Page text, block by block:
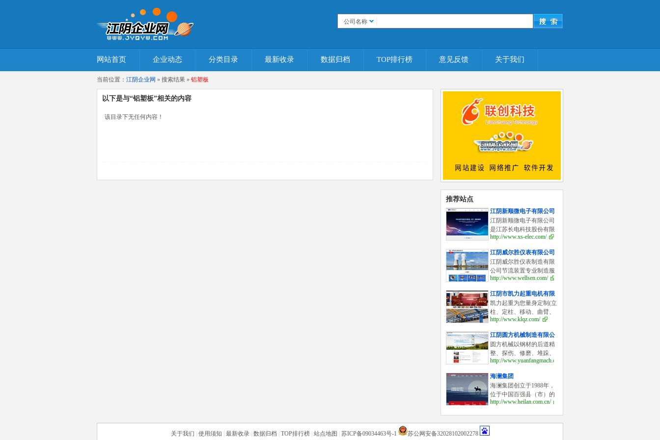
公司名称
网站首页 企业动态 分类目录 最新收录 数据归档 TOP排行榜 意见反馈 关于我们
当前位置： 江阴企业网 » 搜索结果 » 铝塑板
以下是与“铝塑板”相关的内容
该目录下无任何内容！
推荐站点
江阴新顺微电子有限公司
江阴新顺微电子有限公司
是江苏长电科技股份有限
公司控股的合资企业，于
硅分立器件芯片的设计开
发、制造及测试业务，是
江
http://www.xs-elec.com/
江阴威尔胜仪表有限公司
江阴威尔胜仪表制造有限
公司节流装置专业制造服
务商，流量仪表系列产品
计,V锥流量计,楔形流量计
等，广泛应用于电力、冶
金
http://www.wellsen.com/
江阴市凯力起重电机有限
公司
凯力起重为您量身定制(立
柱、定柱、移动、曲臂、
双臂、壁柱、壁行、墙壁
机,悬臂吊,旋臂吊；KBK柔
性组合式悬挂起重机（
http://www.klqz.com/
江阴圆方机械制造有限公
司
圆方机械以钢材的后道精
整、探伤、修磨、堆跺、
打包等系列产品为特色。
余件，其中国家发明专利
12件，自主研发的液压滑
落式
http://www.yuanfangmach.com/
海澜集团
海澜集团创立于1988年，
位于中国百强县（市）的
江苏省江阴市，是一家以
http://www.heilan.com.cn/
关于我们 使用须知 最新收录| 数据归档| TOP排行榜| 站点地图 苏ICP备09034463号-1 苏公网安备32028102002278